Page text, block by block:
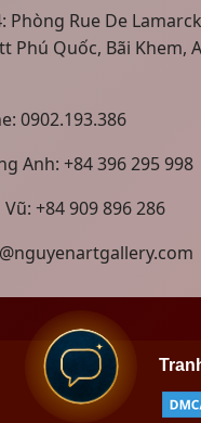
Phòng Rue De
Phú Quốc, Bãi Khem,
0902.193.386
Anh: +84 396 295 998
+84 909 896 286